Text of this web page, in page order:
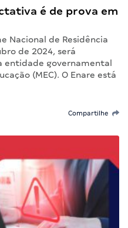
é de prova em
Nacional de Residência
de 2024, será
entidade governamental
(MEC). O Enare está
Compartilhe